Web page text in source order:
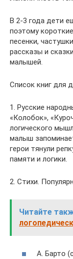
В 2-3 года дети
поэтому
песенки,
рассказы и
малышей.
Список книг для
1. Русские
«Колобок»,
логического
малыш
герои тянули
памяти и логики.
2. Стихи.
Читайте
А. Барто